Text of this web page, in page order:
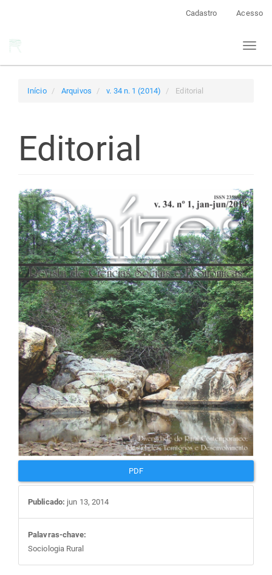
Cadastro Acesso
Toggle
Início Arquivos v. 34 n. 1 (2014) Editorial
Editorial
Barra
lateral
de
artigos
PDF
Publicado: jun 13, 2014
Palavras-chave:
Sociologia Rural